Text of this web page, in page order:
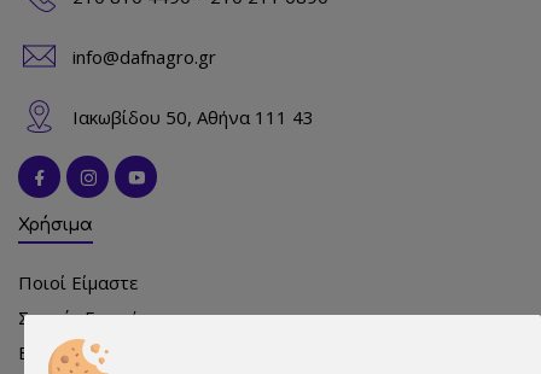
info@dafnagro.gr
Ιακωβίδου 50, Αθήνα 111 43
Χρήσιμα
Ποιοί Είμαστε
Συχνές Ερωτήσεις
Εκδηλώσεις